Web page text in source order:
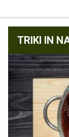
TRIKI IN